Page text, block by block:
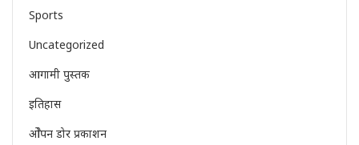
Sports
Uncategorized
आगामी पुस्तक
इतिहास
ओेपन डोर प्रकाशन